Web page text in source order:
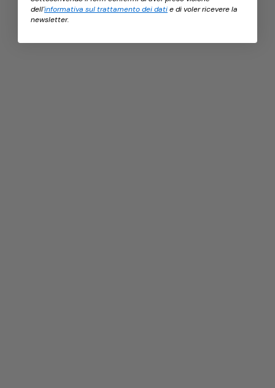
dell'informativa sul trattamento dei datie di voler ricevere la
newsletter.